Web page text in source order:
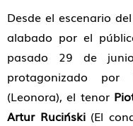
Desde el escenario
alabado por el
pasado 29 de
protagonizado
(Leonora), el tenor
Artur Ruciński(El